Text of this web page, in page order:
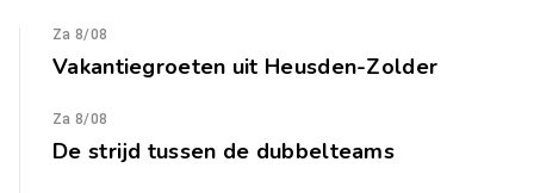
Za 8/08
Vakantiegroeten uit Heusden-Zolder
Za 8/08
De strijd tussen de dubbelteams